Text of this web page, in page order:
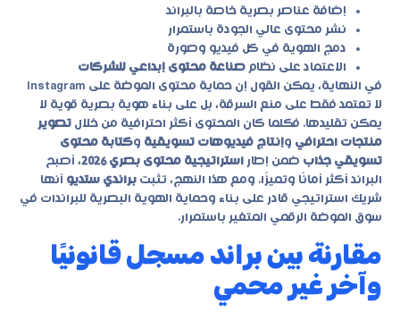
إضافة عناصر بصرية خاصة بالبراند
نشر محتوى عالي الجودة باستمرار
دمج الهوية في كل فيديو وصورة
الاعتماد على نظام صناعة محتوى إبداعي للشركات
في النهاية، يمكن القول إن حماية محتوى الموضة على Instagram
لا تعتمد فقط على منع السرقة، بل على بناء هوية بصرية قوية لا
يمكن تقليدها. فكلما كان المحتوى أكثر احترافية من خلال تصوير
منتجات احترافي وإنتاج فيديوهات تسويقية وكتابة محتوى
تسويقي جذاب ضمن إطار استراتيجية محتوى بصري 2026
، أصبح
البراند أكثر أمانًا وتميزًا. ومع هذا النهج، تثبت براندي ستديو أنها
شريك استراتيجي قادر على بناء وحماية الهوية البصرية للبراندات في
سوق الموضة الرقمي المتغير باستمرار.
مقارنة بين براند مسجل قانونيًا
وآخر غير محمي